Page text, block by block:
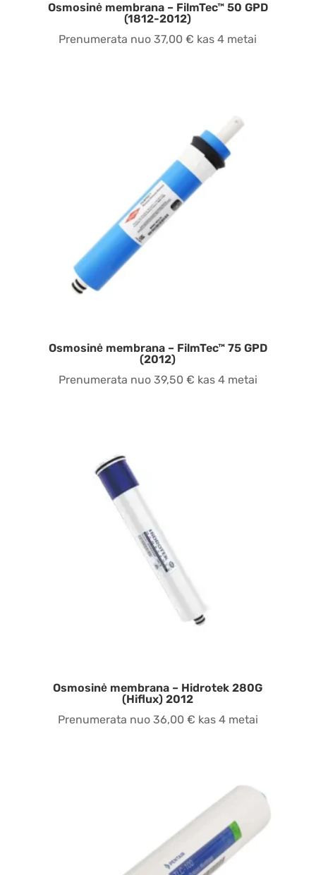
Osmosinė membrana – FilmTec™ 50 GPD
(1812-2012)
Prenumerata nuo37,00€ kas 4 metai
Osmosinė membrana – FilmTec™ 75 GPD
(2012)
Prenumerata nuo 39,50 € kas 4 metai
Osmosinė membrana – Hidrotek 280G
(Hiflux) 2012
Prenumerata nuo 36,00 € kas 4 metai